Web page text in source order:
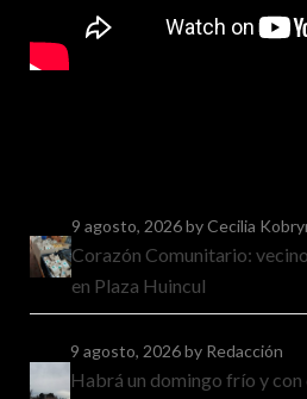
9 agosto, 2026by Cecilia
Corazón Comunitario:
en Plaza Huincul
9 agosto, 2026by Redacción
Habrá un domingo frío y